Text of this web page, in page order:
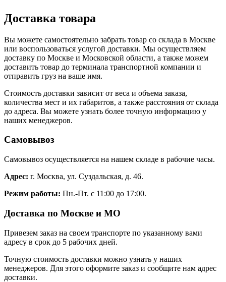
Доставка товара
Вы можете самостоятельно забрать товар со склада в Москве
или воспользоваться услугой доставки. Мы осуществляем
доставку по Москве и Московской области, а также можем
доставить товар до терминала транспортной компании и
отправить груз на ваше имя.
Стоимость доставки зависит от веса и объема заказа,
количества мест и их габаритов, а также расстояния от склада
до адреса. Вы можете узнать более точную информацию у
наших менеджеров.
Самовывоз
Самовывоз осуществляется на нашем складе в рабочие часы.
Адрес: г. Москва, ул. Суздальская, д. 46.
Режим работы: Пн.-Пт. с 11:00 до 17:00.
Доставка по Москве и МО
Привезем заказ на своем транспорте по указанному вами
адресу в срок до 5 рабочих дней.
Точную стоимость доставки можно узнать у наших
менеджеров. Для этого оформите заказ и сообщите нам адрес
доставки.